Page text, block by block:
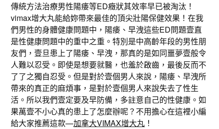
傳統方法治療男性陽痿等ED癥狀其效率早已被淘汰！
vimax增大丸能給妳帶來最佳的頂尖壯陽保健效果！在我
們男性的身體健康問題中，陽痿、早洩這些ED問題壹直
是性健康問題中的重中之重。特別是中高齡年段的男性朋
友們，壹旦患上了陽痿、早洩，那真的是如同噩夢壹般令
人難以忍受。即使是想要就醫，也羞於啟齒，最後反而不
了了之獨自忍受。但是對於壹個男人來說，陽痿、早洩所
帶來的真正的麻煩事，是對於壹個男人來說失去了性生
活。所以我們壹定要及早防備，多註意自己的性健康。如
果萬壹不小心真的患上了怎麼辦呢？不用擔心在這裡小編
給大家推薦這款—加拿大VIMAX增大丸 ！